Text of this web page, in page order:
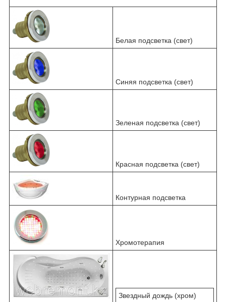
Белая подсветка (свет)
Синяя подсветка (свет)
Зеленая подсветка (свет)
Красная подсветка (свет)
Контурная подсветка
Хромотерапия
Звездный дождь (хром)